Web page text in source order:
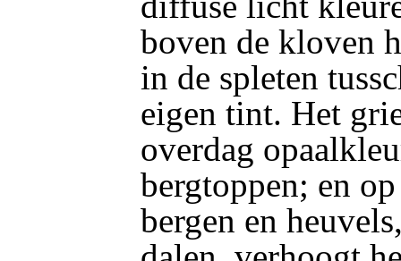
boven de kloven
in de spleten
eigen tint. Het
overdag
bergtoppen; en
bergen en